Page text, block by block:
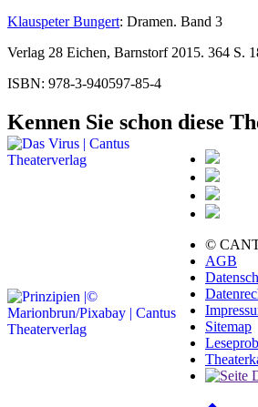
Klauspeter Bungert: Dramen. Band 3
Verlag 28 Eichen, Barnstorf 2015. 364 S.
ISBN: 978-3-940597-85-4
Kennen Sie schon diese
©
AGB
Sitemap